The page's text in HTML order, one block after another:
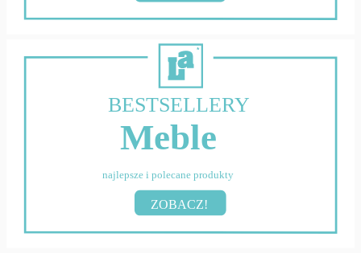
BESTSELLERY
Meble
najlepsze i polecane produkty
ZOBACZ!